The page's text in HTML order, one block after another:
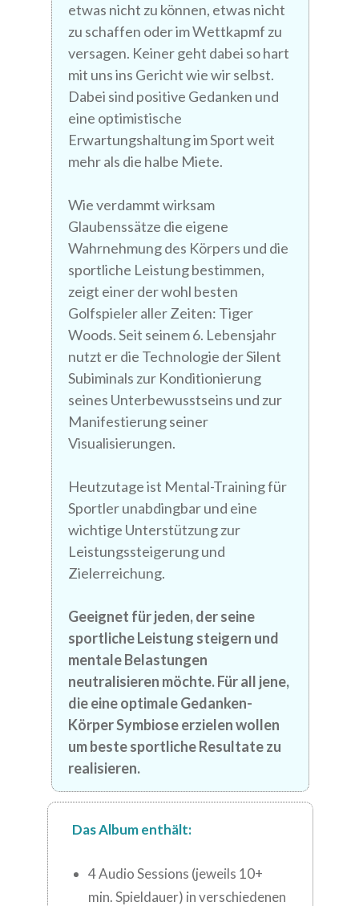
etwas nicht zu können, etwas nicht
zu schaffen oder im Wettkapmf zu
versagen. Keiner geht dabei so hart
mit uns ins Gericht wie wir selbst.
Dabei sind positive Gedanken und
eine optimistische
Erwartungshaltung im Sport weit
mehr als die halbe Miete.
Wie verdammt wirksam
Glaubenssätze die eigene
Wahrnehmung des Körpers und die
sportliche Leistung bestimmen,
zeigt einer der wohl besten
Golfspieler aller Zeiten: Tiger
Woods. Seit seinem 6. Lebensjahr
nutzt er die Technologie der Silent
Subiminals zur Konditionierung
seines Unterbewusstseins und zur
Manifestierung seiner
Visualisierungen.
Heutzutage ist Mental-Training für
Sportler unabdingbar und eine
wichtige Unterstützung zur
Leistungssteigerung und
Zielerreichung.
Geeignet für jeden, der seine
sportliche Leistung steigern und
mentale Belastungen
neutralisieren möchte. Für all jene,
die eine optimale Gedanken-
Körper Symbiose erzielen wollen
um beste sportliche Resultate zu
realisieren.
Das Album enthält:
4 Audio Sessions (jeweils 10+
min. Spieldauer) in verschiedenen